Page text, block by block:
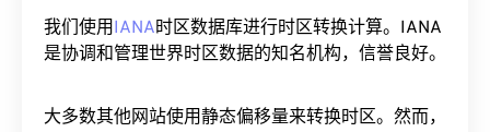
我们使用IANA时区数据库进行时区转换计算。IANA
是协调和管理世界时区数据的知名机构，信誉良好。
大多数其他网站使用静态偏移量来转换时区。然而，